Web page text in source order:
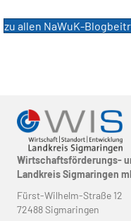
zu allen NaWuK-
Wirtschaftsförderungs-
Landkreis Sigmaringen
Fürst-Wilhelm-Straße 12
72488 Sigmaringen